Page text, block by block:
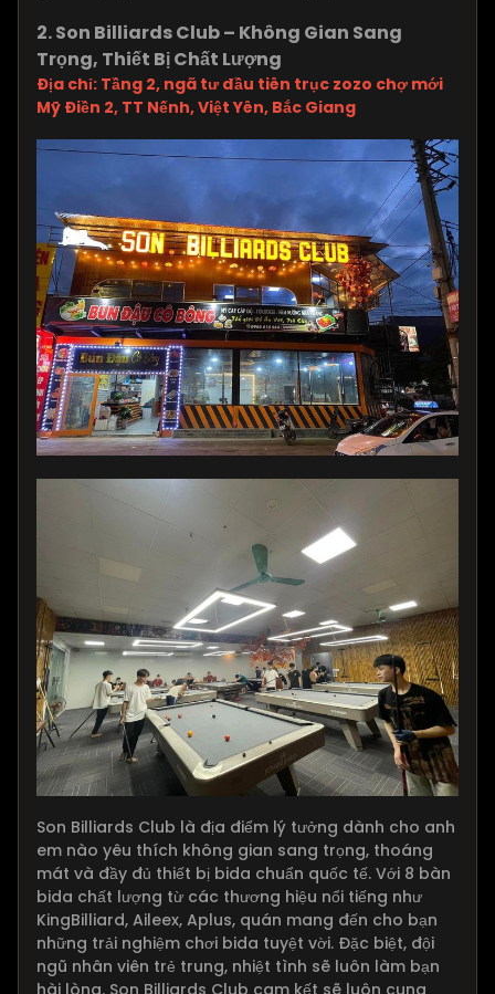
2. Son Billiards Club – Không Gian Sang
Trọng, Thiết Bị Chất Lượng
Địa chỉ: Tầng 2, ngã tư đầu tiên trục zozo chợ mới
Mỹ Điền 2, TT Nếnh, Việt Yên, Bắc Giang
Son Billiards Club là địa điểm lý tưởng dành cho anh
em nào yêu thích không gian sang trọng, thoáng
mát và đầy đủ thiết bị bida chuẩn quốc tế. Với 8 bàn
bida chất lượng từ các thương hiệu nổi tiếng như
KingBilliard, Aileex, Aplus, quán mang đến cho bạn
những trải nghiệm chơi bida tuyệt vời. Đặc biệt, đội
ngũ nhân viên trẻ trung, nhiệt tình sẽ luôn làm bạn
hài lòng. Son Billiards Club cam kết sẽ luôn cung